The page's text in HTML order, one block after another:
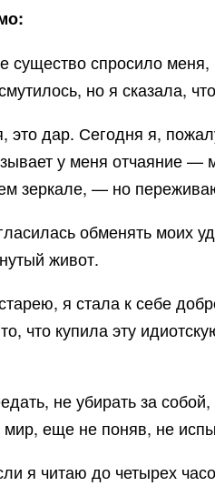
спросило меня,
но я сказала,
это дар. Сегодня я,
у меня отчаяние
зеркале, — но
обменять моих
живот.
я стала к себе
что купила эту
не убирать за
мир, еще не поняв, не
я читаю до четырех